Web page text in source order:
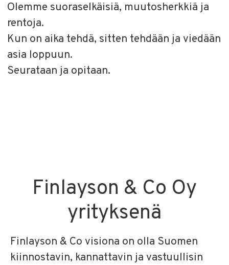
Olemme suoraselkäisiä, muutosherkkiä ja
rentoja.
Kun on aika tehdä, sitten tehdään ja viedään
asia loppuun.
Seurataan ja opitaan.
Finlayson & Co Oy
yrityksenä
Finlayson & Co visiona on olla Suomen
kiinnostavin, kannattavin ja vastuullisin